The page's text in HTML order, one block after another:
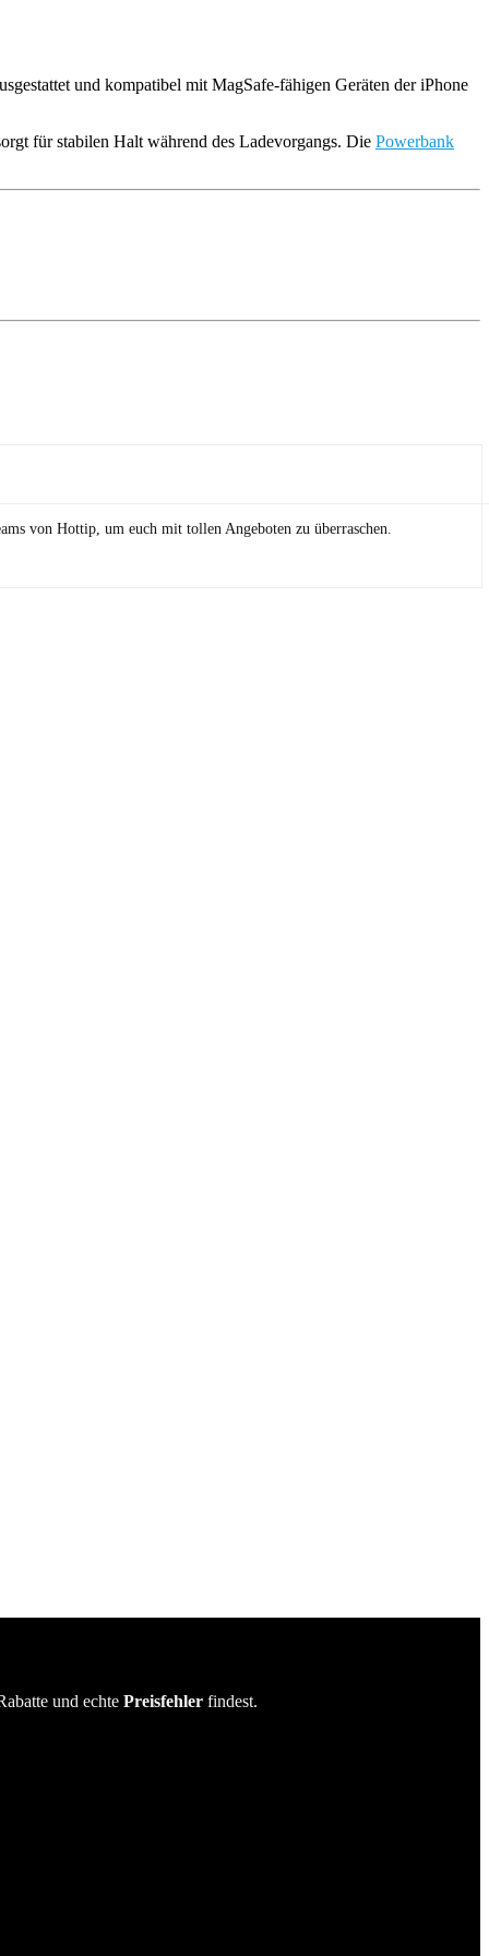
und kompatibel mit MagSafe-fähigen Geräten der iPhone
für stabilen Halt während des Ladevorgangs. Die Powerbank
von Hottip, um euch mit tollen Angeboten zu überraschen.
und echte Preisfehler findest.